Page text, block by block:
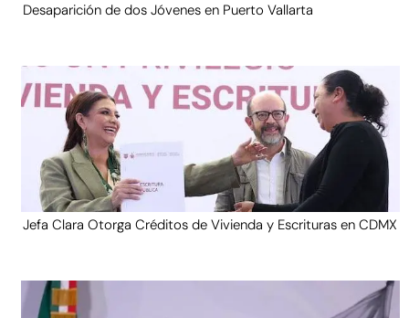
Desaparición de dos Jóvenes en Puerto Vallarta
Jefa Clara Otorga Créditos de Vivienda y Escrituras en CDMX